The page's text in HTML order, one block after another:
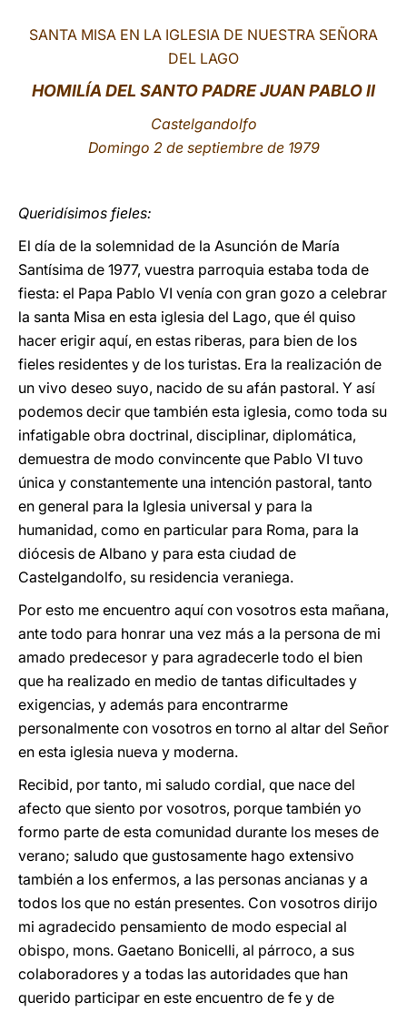
SANTA MISA EN LA IGLESIA DE NUESTRA SEÑORA
DEL LAGO
HOMILÍA DEL SANTO PADRE JUAN PABLO II
Castelgandolfo
Domingo 2 de septiembre de 1979
Queridísimos fieles:
El día de la solemnidad de la Asunción de María
Santísima de 1977, vuestra parroquia estaba toda de
fiesta: el Papa Pablo VI venía con gran gozo a celebrar
la santa Misa en esta iglesia del Lago, que él quiso
hacer erigir aquí, en estas riberas, para bien de los
fieles residentes y de los turistas. Era la realización de
un vivo deseo suyo, nacido de su afán pastoral. Y así
podemos decir que también esta iglesia, como toda su
infatigable obra doctrinal, disciplinar, diplomática,
demuestra de modo convincente que Pablo VI tuvo
única y constantemente una intención pastoral, tanto
en general para la Iglesia universal y para la
humanidad, como en particular para Roma, para la
diócesis de Albano y para esta ciudad de
Castelgandolfo, su residencia veraniega.
Por esto me encuentro aquí con vosotros esta mañana,
ante todo para honrar una vez más a la persona de mi
amado predecesor y para agradecerle todo el bien
que ha realizado en medio de tantas dificultades y
exigencias, y además para encontrarme
personalmente con vosotros en torno al altar del Señor
en esta iglesia nueva y moderna.
Recibid, por tanto, mi saludo cordial, que nace del
afecto que siento por vosotros, porque también yo
formo parte de esta comunidad durante los meses de
verano; saludo que gustosamente hago extensivo
también a los enfermos, a las personas ancianas y a
todos los que no están presentes. Con vosotros dirijo
mi agradecido pensamiento de modo especial al
obispo, mons. Gaetano Bonicelli, al párroco, a sus
colaboradores y a todas las autoridades que han
querido participar en este encuentro de fe y de